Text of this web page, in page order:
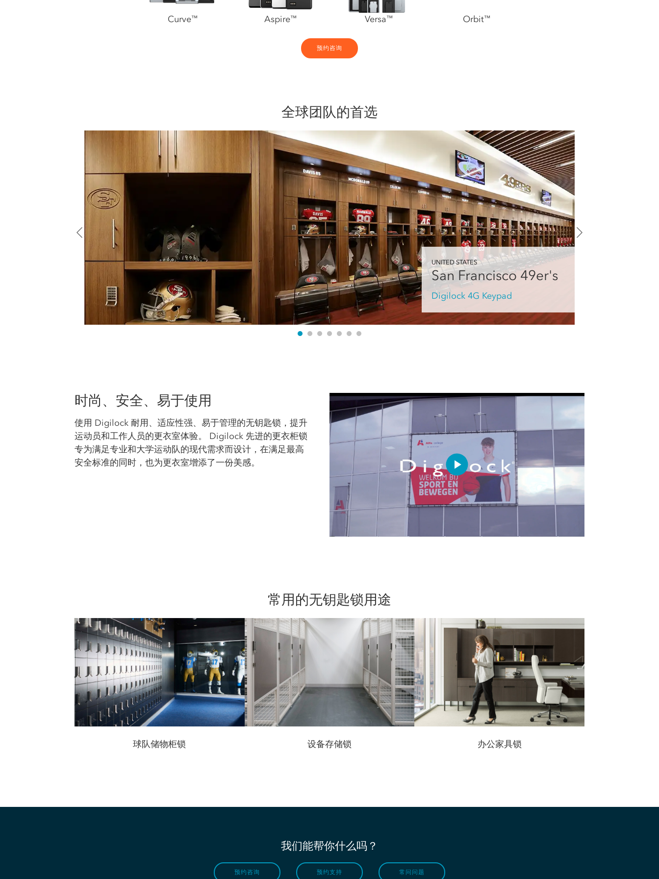
Curve™ Aspire™ Versa™ Orbit™
预约咨询
全球团队的首选
UNITED STATES
San Francisco 49er's
Digilock 4G Keypad
时尚、安全、易于使用
使用 Digilock 耐用、适应性强、易于管理的无钥匙锁，提升
运动员和工作人员的更衣室体验。 Digilock 先进的更衣柜锁
专为满足专业和大学运动队的现代需求而设计，在满足最高
安全标准的同时，也为更衣室增添了一份美感。
Play
Video
常用的无钥匙锁用途
球队储物柜锁 设备存储锁 办公家具锁
我们能帮你什么吗？
预约咨询 预约支持 常问问题